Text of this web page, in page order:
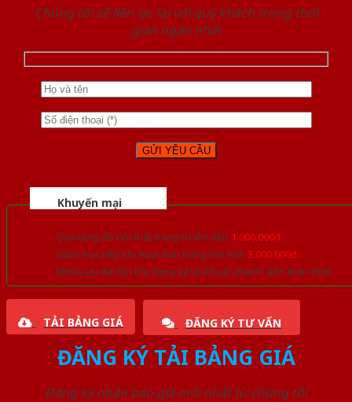
Chúng tôi sẽ liên lạc lại với quý khách trong thời
gian ngắn nhất
Khuyến mại
Quà tặng đồ nội thất trang trí lên đến 1.000.000đ
Giảm trực tiếp khi mua đơn hàng lớn hơn 3.000.000đ
Nhiều ưu đãi lớn khi đăng ký tài khoản thành viên thân thiết
TẢI BẢNG GIÁ ĐĂNG KÝ TƯ VẤN
ĐĂNG KÝ TẢI BẢNG GIÁ
Đăng ký nhận báo giá mới nhất từ chúng tôi